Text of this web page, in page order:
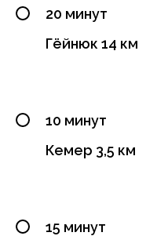
20 минут
Гёйнюк 14 км
10 минут
Кемер 3,5 км
15 минут